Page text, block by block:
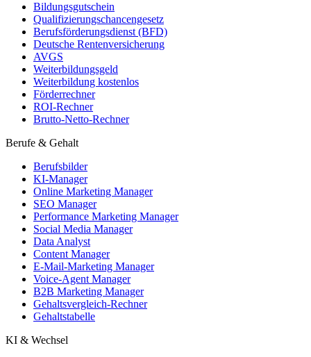
Bildungsgutschein
Qualifizierungschancengesetz
Berufsförderungsdienst (BFD)
Deutsche Rentenversicherung
AVGS
Weiterbildungsgeld
Weiterbildung kostenlos
Förderrechner
ROI-Rechner
Brutto-Netto-Rechner
Berufe & Gehalt
Berufsbilder
KI-Manager
Online Marketing Manager
SEO Manager
Performance Marketing Manager
Social Media Manager
Data Analyst
Content Manager
E-Mail-Marketing Manager
Voice-Agent Manager
B2B Marketing Manager
Gehaltsvergleich-Rechner
Gehaltstabelle
KI & Wechsel